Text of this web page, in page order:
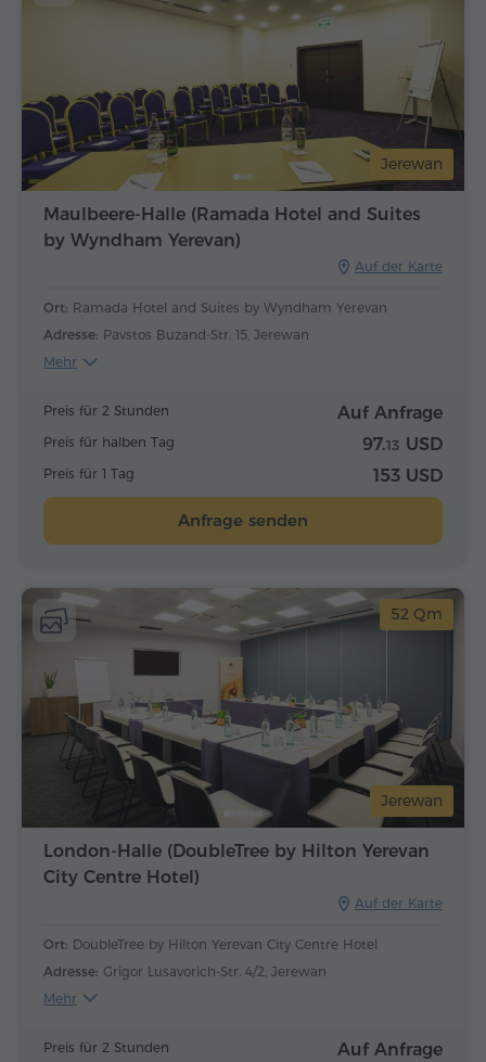
Jerewan
Maulbeere-Halle (Ramada Hotel and Suites
by Wyndham Yerevan)
Auf der Karte
Ort: Ramada Hotel and Suites by Wyndham Yerevan
Adresse: Pavstos Buzand-Str. 15, Jerewan
Mehr
Preis für 2 Stunden Auf Anfrage
Preis für halben Tag 97.13 USD
Preis für 1 Tag 153 USD
Anfrage senden
Jerewan
52 Qm
London-Halle (DoubleTree by Hilton Yerevan
City Centre Hotel)
Auf der Karte
Ort: DoubleTree by Hilton Yerevan City Centre Hotel
Adresse: Grigor Lusavorich-Str. 4/2, Jerewan
Mehr
Preis für 2 Stunden Auf Anfrage